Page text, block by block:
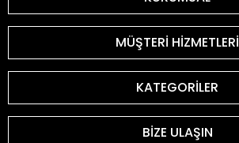
MÜŞTERİ HİZMETLERİ
KATEGORİLER
BİZE ULAŞIN